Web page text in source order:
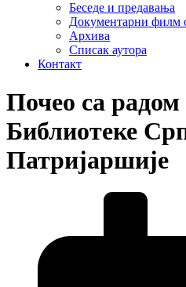
Беседе и предавања
Документарни филм
Архива
Списак аутора
Контакт
Почео са радом
Библиотеке
Патријаршије